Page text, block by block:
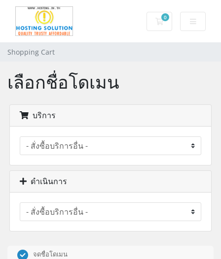
0
Shopping Cart
Shopping Cart
เลือกชื่อโดเมน
บริการ
ดำเนินการ
จดชื่อโดเมน